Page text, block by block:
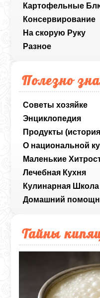
Картофельные
Консервирование
На скорую Руку
Разное
Полезно
Советы хозяйке
Энциклопедия
Продукты
О национальной
Маленькие
Лечебная Кухня
Кулинарная Школа
Домашний
Тайны